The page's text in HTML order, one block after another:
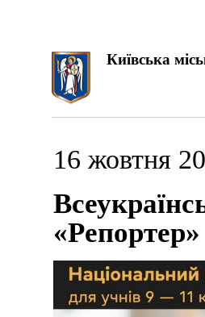
Київська
16 жовтня
«Репортер»